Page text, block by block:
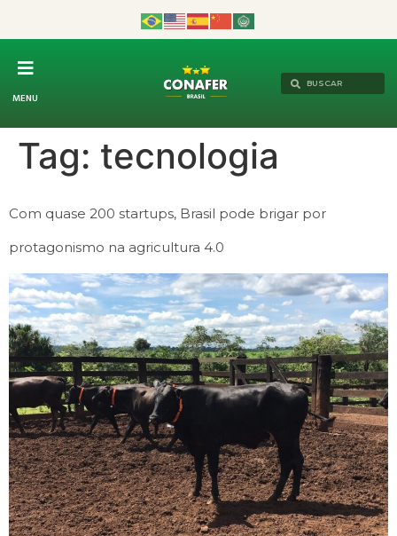
MENU
Tag: tecnologia
Com quase 200 startups, Brasil pode brigar por
protagonismo na agricultura 4.0